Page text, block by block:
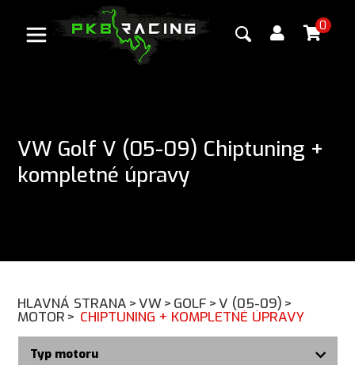
0
VW Golf V (05-09) Chiptuning +
kompletné úpravy
HLAVNÁ STRANA >VW> GOLF >V (05-09) >
MOTOR > CHIPTUNING + KOMPLETNÉ ÚPRAVY
Typ motoru